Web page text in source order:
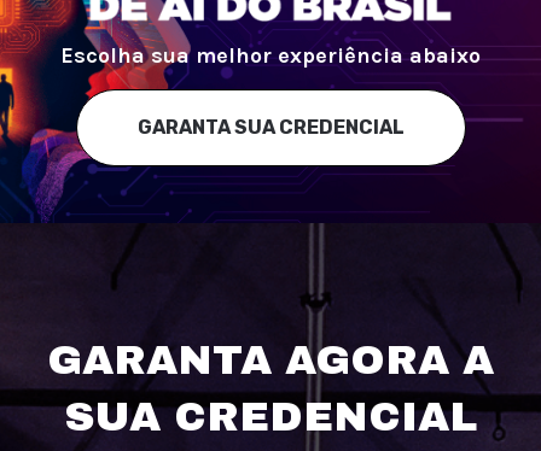
Escolha sua melhor experiência abaixo
GARANTA SUA CREDENCIAL
GARANTA AGORA A
SUA CREDENCIAL